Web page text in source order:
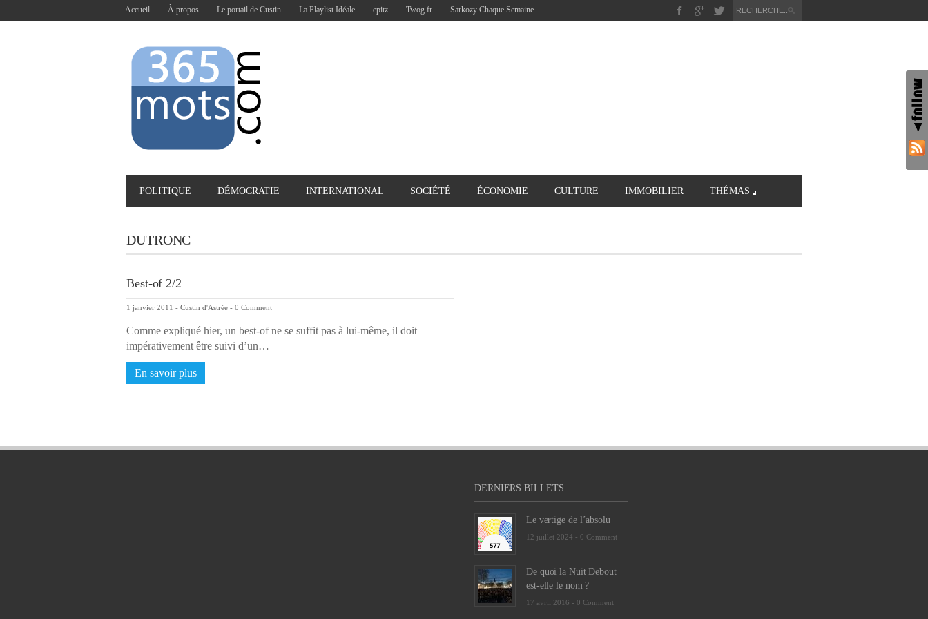
Accueil À propos Le portail de Custin La Playlist Idéale epitz Twog.fr Sarkozy Chaque Semaine
POLITIQUE DÉMOCRATIE INTERNATIONAL SOCIÉTÉ ÉCONOMIE CULTURE IMMOBILIER THÉMAS
DUTRONC
Best-of 2/2
1 janvier 2011 - Custin d'Astrée - 0 Comment
Comme expliqué hier, un best-of ne se suffit pas à lui-même, il doit
impérativement être suivi d’un…
En savoir plus
DERNIERS BILLETS
Le vertige de l’absolu
12 juillet 2024 - 0 Comment
De quoi la Nuit Debout
est-elle le nom ?
17 avril 2016 - 0 Comment